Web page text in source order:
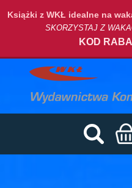
Książki z WKŁ idealne na
SKORZYSTAJ Z
KOD